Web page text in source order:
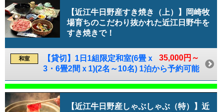
【近江牛日野産すき焼き（上）】岡崎牧
場育ちのこだわり抜かれた近江日野牛を
すき焼きで！
35,000円～
和室
【貸切】1日1組限定和室(6畳ｘ
3・6畳2間ｘ1)(2名～10名) 1泊から予約可能
【近江牛日野産しゃぶしゃぶ（特）】近